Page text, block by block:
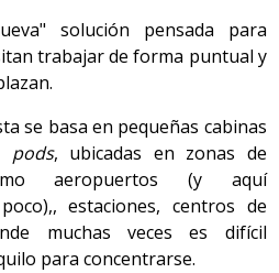
solución pensada para
trabajar de forma puntual y
se basa en pequeñas cabinas
pods, ubicadas en zonas de
aeropuertos (y aquí
estaciones, centros de
muchas veces es difícil
para concentrarse.